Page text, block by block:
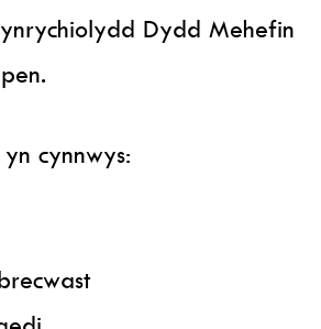
Dydd Mehefin
cynnwys: